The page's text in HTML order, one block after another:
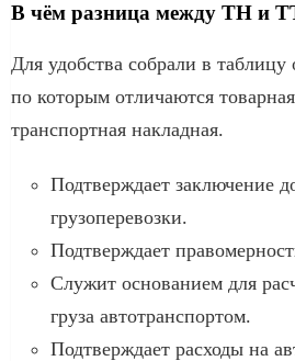
В чём разница между ТН и
Для удобства собрали в
по которым отличаются
транспортная накладная.
Подтверждает заключение
грузоперевозки.
Подтверждает
Служит основанием для
груза автотранспортом.
Подтверждает расходы на